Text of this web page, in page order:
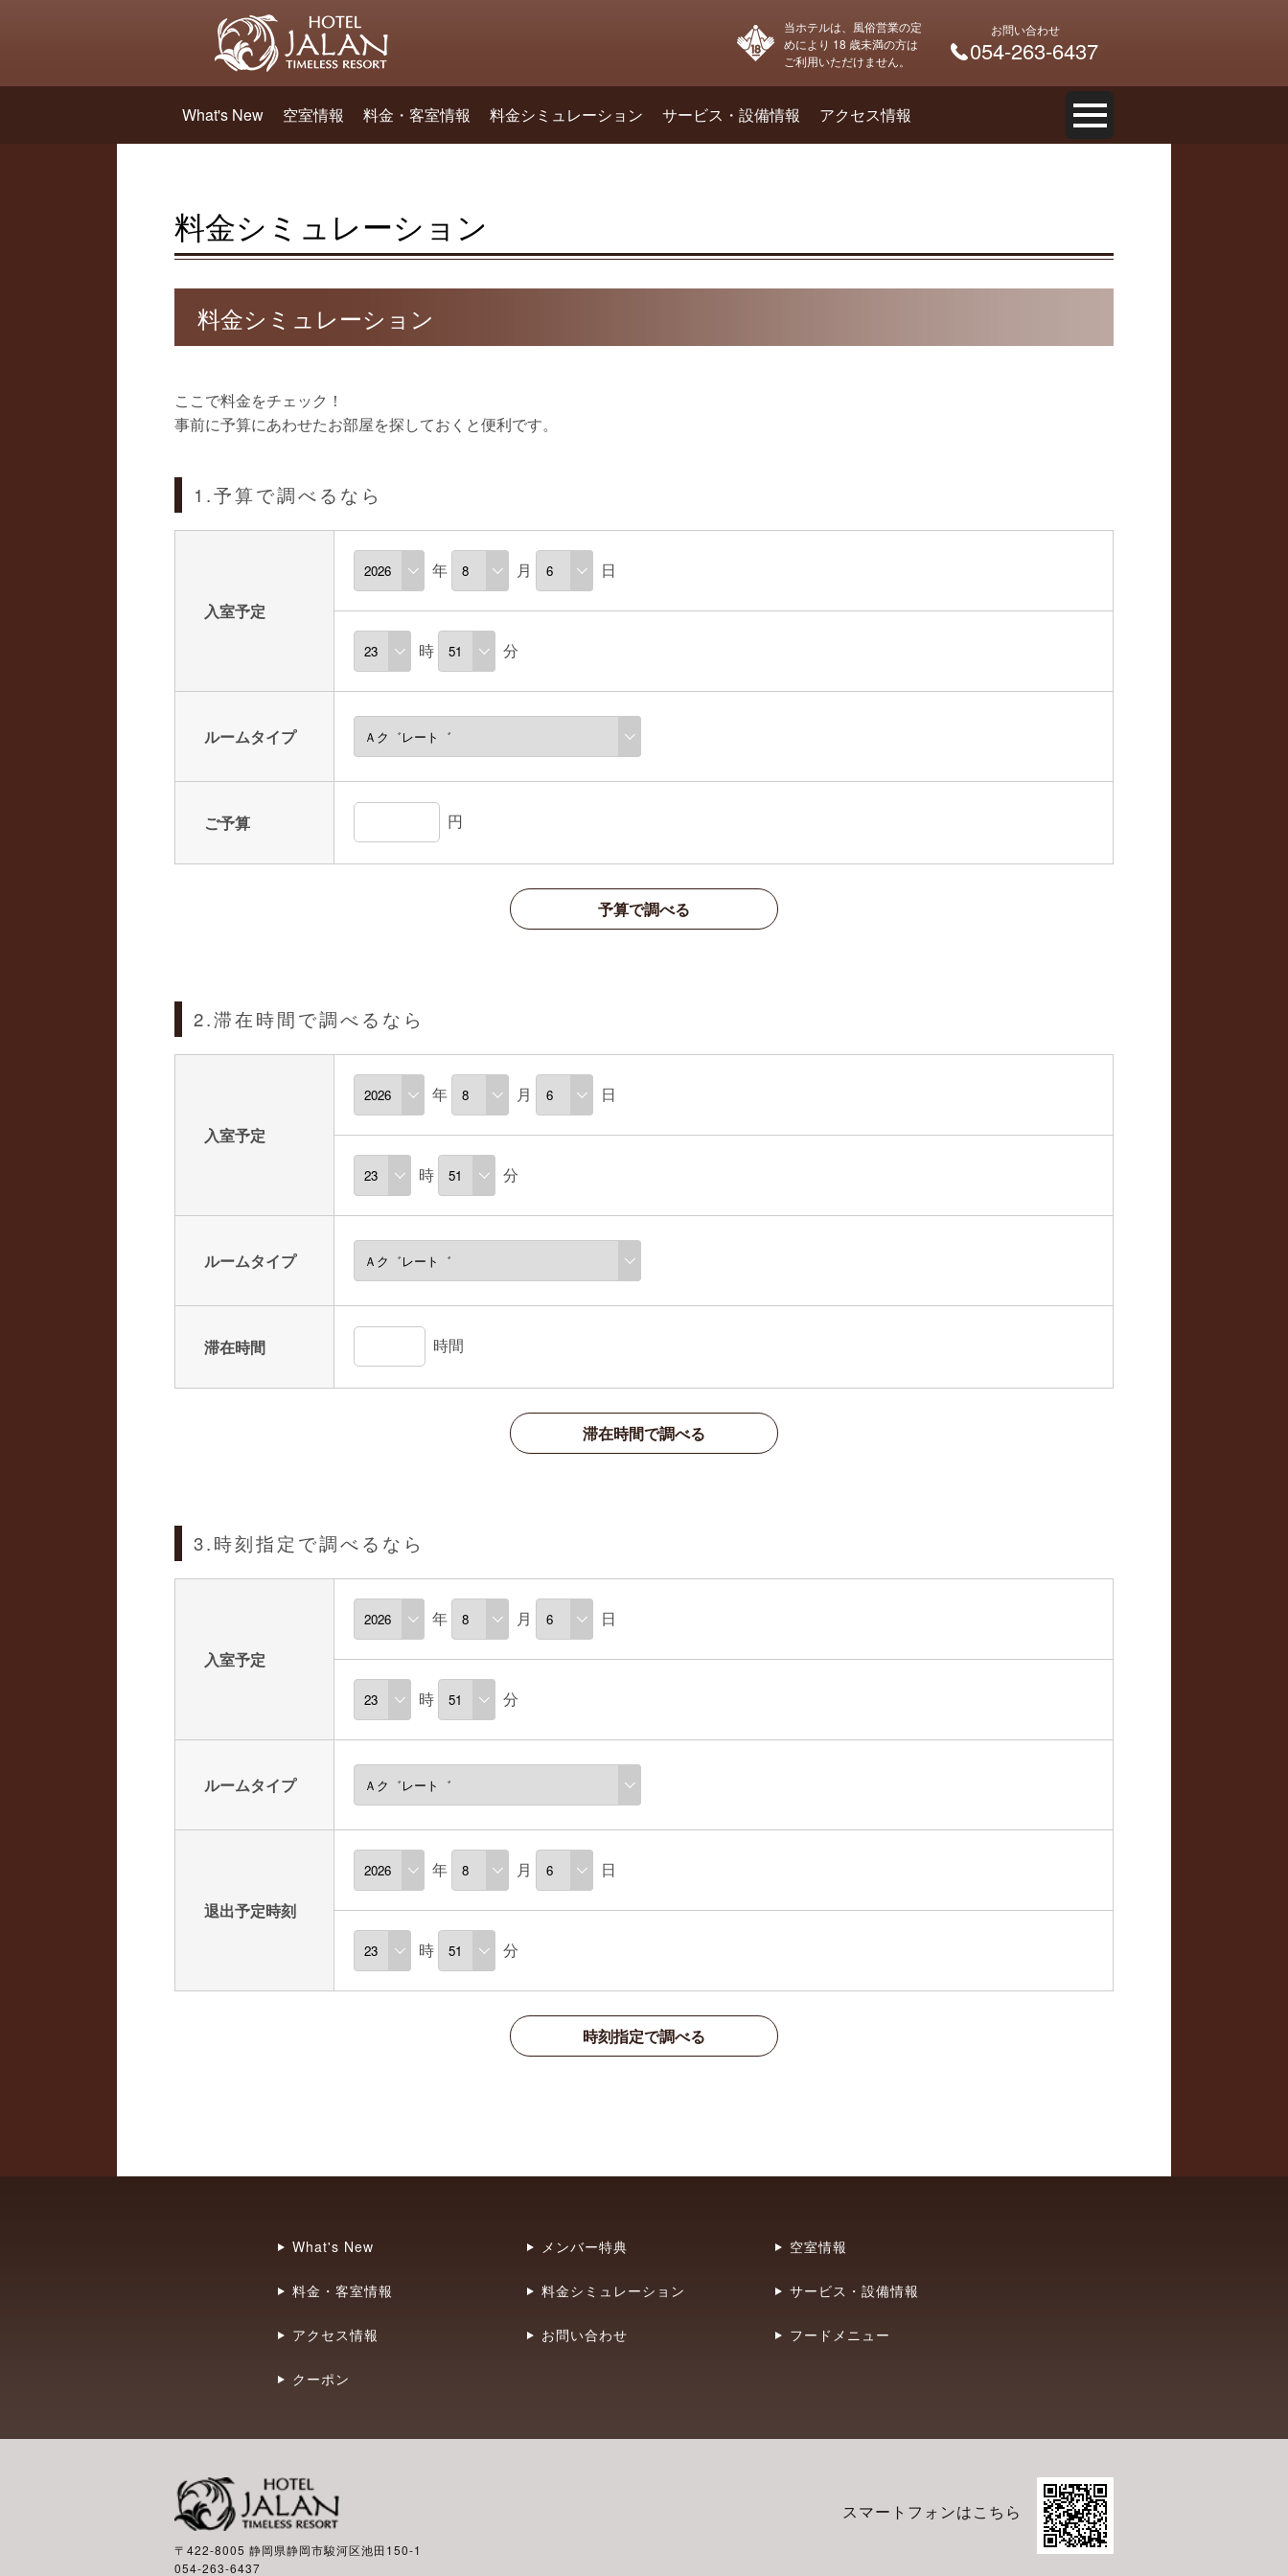
当ホテルは、風俗営業の定
めにより 18 歳未満の方は
ご利用いただけません。
お問い合わせ
054-263-6437
What's New 空室情報 料金・客室情報 料金シミュレーション サービス・設備情報 アクセス情報
料金シミュレーション
料金シミュレーション
ここで料金をチェック！
事前に予算にあわせたお部屋を探しておくと便利です。
1.予算で調べるなら
入室予定
年 月 日
時 分
ルームタイプ
ご予算 円
予算で調べる
2.滞在時間で調べるなら
入室予定
年 月 日
時 分
ルームタイプ
滞在時間 時間
滞在時間で調べる
3.時刻指定で調べるなら
入室予定
年 月 日
時 分
ルームタイプ
退出予定時刻
年 月 日
時 分
時刻指定で調べる
What's New メンバー特典 空室情報
料金・客室情報 料金シミュレーション サービス・設備情報
アクセス情報 お問い合わせ フードメニュー
クーポン
〒422-8005 静岡県静岡市駿河区池田150-1
054-263-6437
スマートフォンはこちら